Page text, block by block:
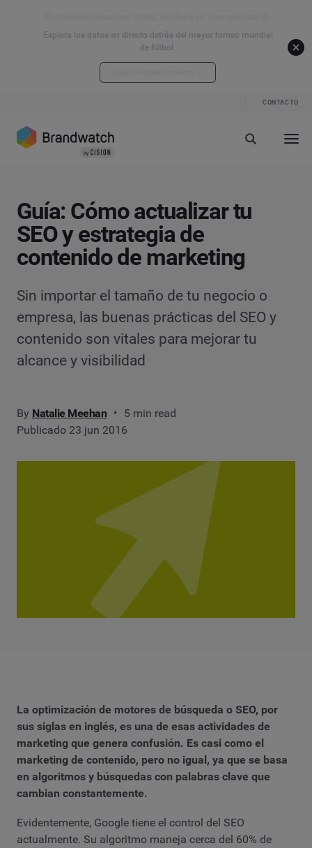
Explora los datos en directo detrás del mayor torneo mundial
de fútbol.
CONTACTO
Guía: Cómo actualizar tu
SEO y estrategia de
contenido de marketing
Sin importar el tamaño de tu negocio o
empresa, las buenas prácticas del SEO y
contenido son vitales para mejorar tu
alcance y visibilidad
By Natalie Meehan
5 min read
Publicado 23 jun 2016
La optimización de motores de búsqueda o SEO, por
sus siglas en inglés, es una de esas actividades de
marketing que genera confusión. Es casi como el
marketing de contenido, pero no igual, ya que se basa
en algoritmos y búsquedas con palabras clave que
cambian constantemente.
Evidentemente, Google tiene el control del SEO
actualmente. Su algoritmo maneja cerca del 60% de